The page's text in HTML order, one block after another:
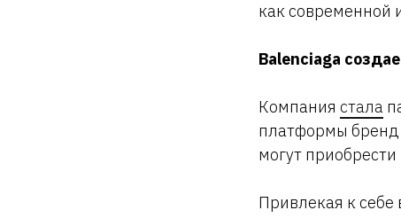
как современной
Balenciaga
Компания стала
платформы бренд
могут
Привлекая к